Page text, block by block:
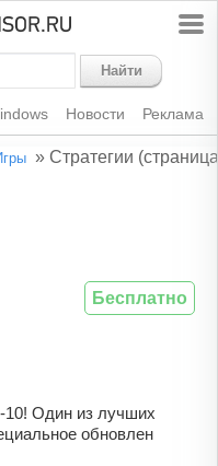
Найти
Новости Реклама
» Стратегии
10! Один из лучших
обновлен
Бесплатно